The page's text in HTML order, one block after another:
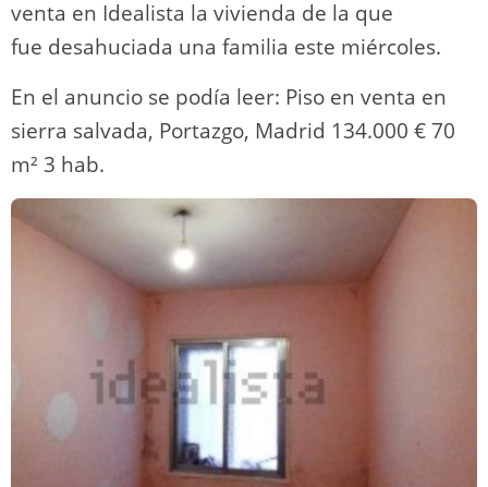
venta en Idealista la vivienda de la que
fue desahuciada una familia este miércoles.
En el anuncio se podía leer: Piso en venta en
sierra salvada, Portazgo, Madrid 134.000 € 70
m² 3 hab.